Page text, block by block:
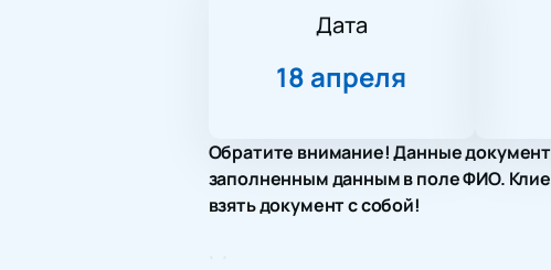
Дата
18 апреля
Обратите внимание! Данные
заполненным данным в поле ФИО.
взять документ с собой!